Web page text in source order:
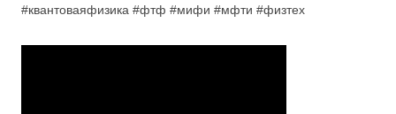
#квантоваяфизика #фтф #мифи #мфти #физтех